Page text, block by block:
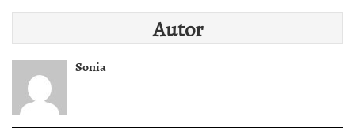
Autor
Sonia